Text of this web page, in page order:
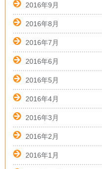
2016年9月
2016年8月
2016年7月
2016年6月
2016年5月
2016年4月
2016年3月
2016年2月
2016年1月